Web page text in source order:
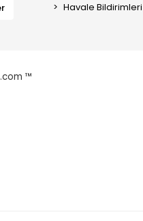
Havale Bildirimleri
™